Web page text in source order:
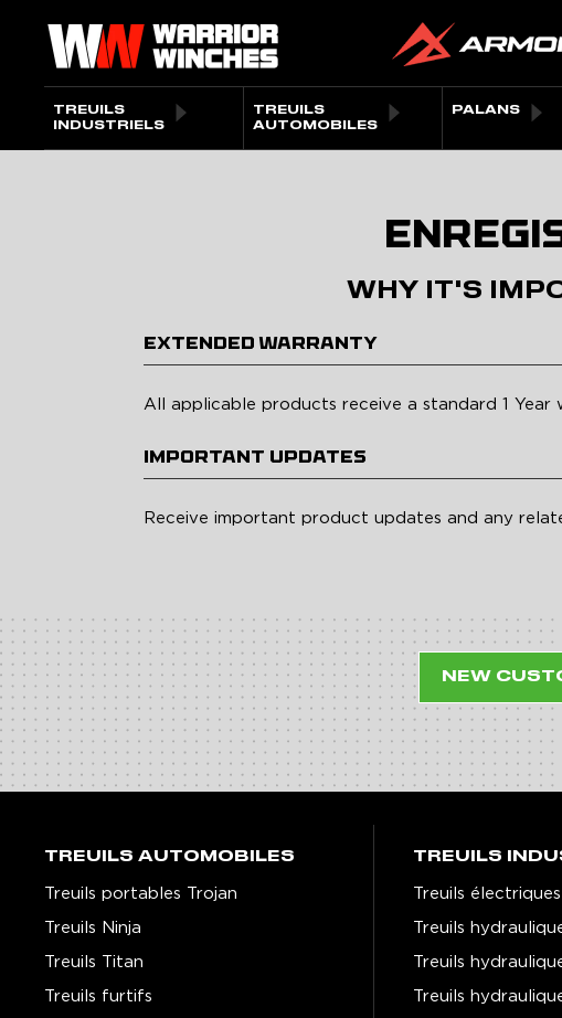
contenu
Warrior
Winches
TREUILS
INDUSTRIELS
TREUILS
AUTOMOBILES
PALANS
WHY IT'S
EXTENDED WARRANTY
All applicable products receive a standard 1
IMPORTANT UPDATES
Receive important product updates and any
NEW
TREUILS AUTOMOBILES
Treuils portables Trojan
Treuils Ninja
Treuils Titan
Treuils furtifs
TREUILS
Treuils
Treuils
Treuils
Treuils